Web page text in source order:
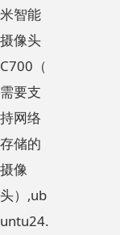
米智能
摄像头
C700（
需要支
持网络
存储的
摄像
头）,ub
untu24.